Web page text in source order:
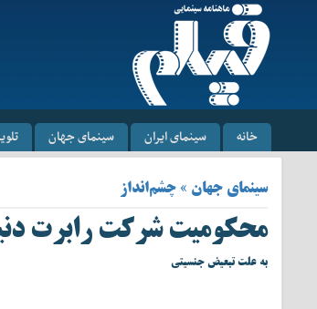
خانه سینمای ایران سینمای جهان
سینمای جهان » چشم‌انداز
محکومیت شرکت رابرت دنیرو به
به علت تبعیض جنسیتی